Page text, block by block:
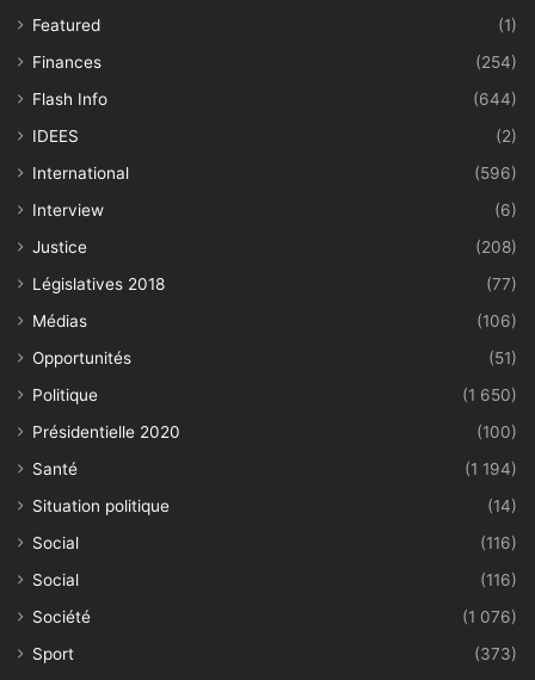
Featured
(1)
Finances
(254)
Flash Info
(644)
IDEES
(2)
International
(596)
Interview
(6)
Justice
(208)
Législatives 2018
(77)
Médias
(106)
Opportunités
(51)
Politique
(1 650)
Présidentielle 2020
(100)
Santé
(1 194)
Situation politique
(14)
Social
(116)
Social
(116)
Société
(1 076)
Sport
(373)